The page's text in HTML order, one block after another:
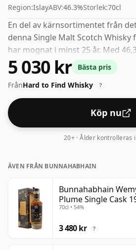
Region:IslayABV:46.3%Storlek:70cl
En del av kärnsortimentet från
denna Single Malt Scotch Whisky
har mognat i minst 25 år. Med
lägga till en droppe eller två
denna whisky för att förbättra
öppna andan.
5 030 kr
Bästa pris
FrånHard to Find Whisky ?
Köp nu
20+ · Ålder kontrolleras
ÄVEN FRÅN BUNNAHABHAIN
Bunnahabhain
Plume Single Cask
70cl • 54%
3 480 kr ?